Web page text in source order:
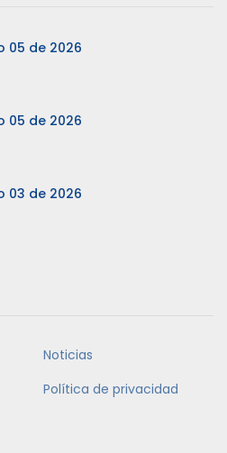
05 de 2026
05 de 2026
03 de 2026
Noticias
Política de privacidad